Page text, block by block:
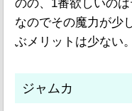
のの、1番欲しいの
なのでその魔力が少
ぶメリットは少ない。
ジャムカ